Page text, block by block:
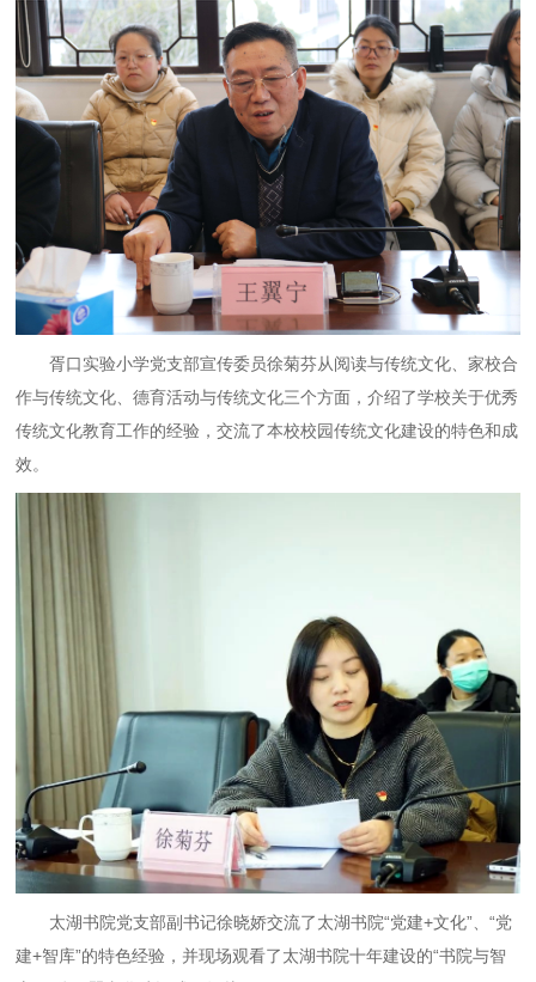
胥口实验小学党支部宣传委员徐菊芬从阅读与传统文化、家校合
作与传统文化、德育活动与传统文化三个方面，介绍了学校关于优秀
传统文化教育工作的经验，交流了本校校园传统文化建设的特色和成
效。
太湖书院党支部副书记徐晓娇交流了太湖书院“党建+文化”、“党
建+智库”的特色经验，并现场观看了太湖书院十年建设的“书院与智